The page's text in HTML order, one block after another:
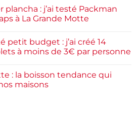
plancha : j’ai testé Packman
à La Grande Motte
petit budget : j’ai créé 14
à moins de 3€ par personne
: la boisson tendance qui
maisons